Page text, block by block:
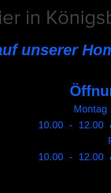
in
unserer
10.00 - 12.00
10.00 - 12.00